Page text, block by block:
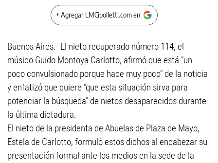
+ Agregar LMCipolletti.com en
Buenos Aires.- El nieto recuperado número 114, el
músico Guido Montoya Carlotto, afirmó que está "un
poco convulsionado porque hace muy poco" de la noticia
y enfatizó que quiere "que esta situación sirva para
potenciar la búsqueda" de nietos desaparecidos durante
la última dictadura.
El nieto de la presidenta de Abuelas de Plaza de Mayo,
Estela de Carlotto, formuló estos dichos al encabezar su
presentación formal ante los medios en la sede de la